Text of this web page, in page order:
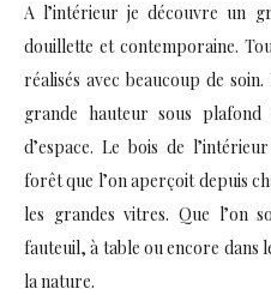
A l’intérieur je découvre un
douillette et contemporaine.
réalisés avec beaucoup de
grande hauteur sous
d’espace. Le bois de
forêt que l’on aperçoit depuis
les grandes vitres. Que l’on
fauteuil, à table ou encore dans
la nature.